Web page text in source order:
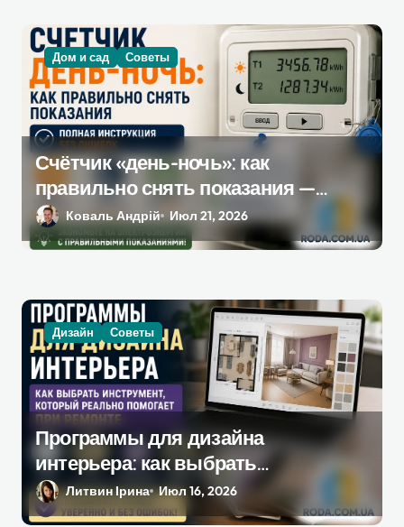
Дом и сад Советы
Счётчик «день-ночь»: как
правильно снять показания —
полная инструкция без ошибок
Коваль Андрій Июл 21, 2026
Дизайн Советы
Программы для дизайна
интерьера: как выбрать
инструмент, который
действительно поможет при
Литвин Ірина Июл 16, 2026